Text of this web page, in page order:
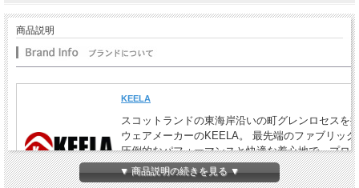
商品説明
KEELA
スコットランドの東海岸沿いの町グレンロセスを
ウェアメーカーのKEELA。 最先端のファブリッ
圧倒的なパフォーマンスと快適な着心地で、プロ
で信頼を得たもののみを商品化しています。過酷
ける姿勢を高く評価されています。 ユーザーに
▼ 商品説明の続きを見る ▼